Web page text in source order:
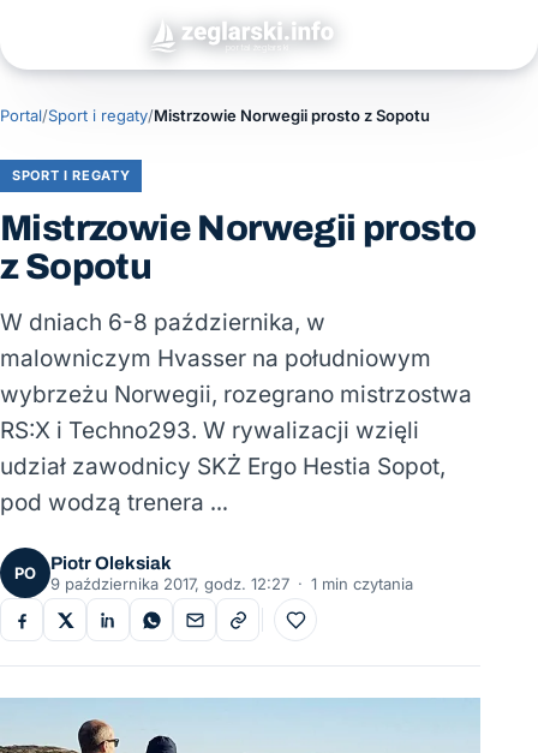
Portal/Sport i regaty/Mistrzowie Norwegii prosto z Sopotu
SPORT I REGATY
Mistrzowie Norwegii prosto
z Sopotu
W dniach 6-8 października, w
malowniczym Hvasser na południowym
wybrzeżu Norwegii, rozegrano mistrzostwa
RS:X i Techno293. W rywalizacji wzięli
udział zawodnicy SKŻ Ergo Hestia Sopot,
pod wodzą trenera …
PO
Piotr Oleksiak
9 października 2017, godz. 12:27 · 1 min czytania
Do ulubionych